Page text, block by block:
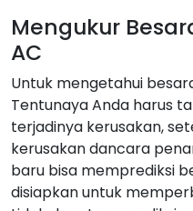
Mengukur
AC
Untuk mengetahui
Tentunaya Anda harus
terjadinya kerusakan,
kerusakan dancara
baru bisa memprediksi
disiapkan untuk